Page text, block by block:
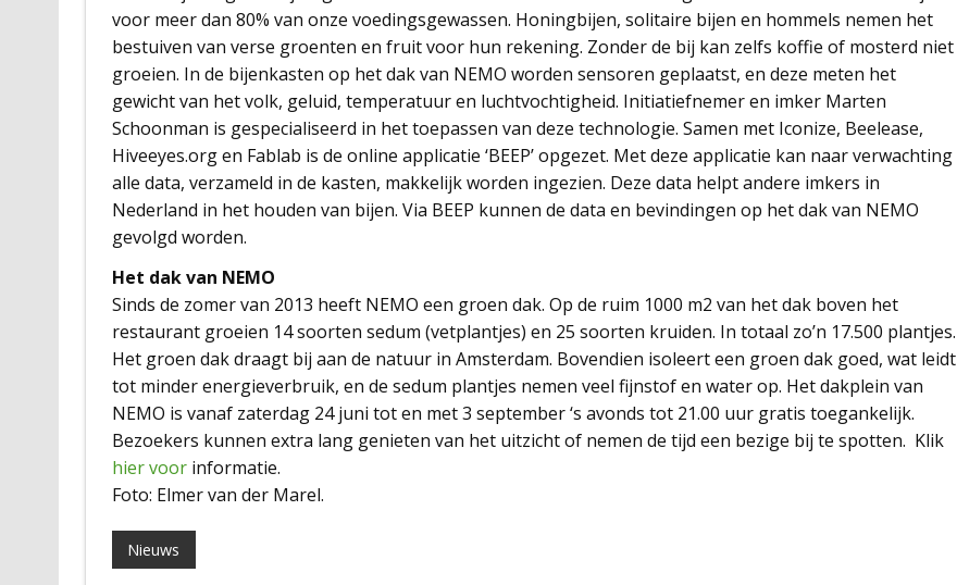
voor meer dan 80% van onze voedingsgewassen. Honingbijen, solitaire bijen en hommels nemen het
bestuiven van verse groenten en fruit voor hun rekening. Zonder de bij kan zelfs koffie of mosterd niet
groeien. In de bijenkasten op het dak van NEMO worden sensoren geplaatst, en deze meten het
gewicht van het volk, geluid, temperatuur en luchtvochtigheid. Initiatiefnemer en imker Marten
Schoonman is gespecialiseerd in het toepassen van deze technologie. Samen met Iconize, Beelease,
Hiveeyes.org en Fablab is de online applicatie ‘BEEP’ opgezet. Met deze applicatie kan naar verwachting
alle data, verzameld in de kasten, makkelijk worden ingezien. Deze data helpt andere imkers in
Nederland in het houden van bijen. Via BEEP kunnen de data en bevindingen op het dak van NEMO
gevolgd worden.
Het dak van NEMO
Sinds de zomer van 2013 heeft NEMO een groen dak. Op de ruim 1000 m2 van het dak boven het
restaurant groeien 14 soorten sedum (vetplantjes) en 25 soorten kruiden. In totaal zo’n 17.500 plantjes.
Het groen dak draagt bij aan de natuur in Amsterdam. Bovendien isoleert een groen dak goed, wat leidt
tot minder energieverbruik, en de sedum plantjes nemen veel fijnstof en water op. Het dakplein van
NEMO is vanaf zaterdag 24 juni tot en met 3 september ‘s avonds tot 21.00 uur gratis toegankelijk.
Bezoekers kunnen extra lang genieten van het uitzicht of nemen de tijd een bezige bij te spotten. Klik
hier voor informatie.
Foto: Elmer van der Marel.
Nieuws